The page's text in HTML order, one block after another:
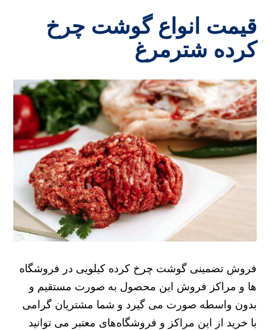
قیمت انواع گوشت چرخ
کرده شترمرغ
فروش تضمینی گوشت چرخ کرده کیلویی در فروشگاه
ها و مراکز فروش این محصول به صورت مستقیم و
بدون واسطه صورت می گیرد و شما مشتریان گرامی
با خرید از این مراکز و فروشگاه‌های معتبر می توانید